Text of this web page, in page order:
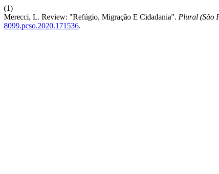
(1)
Merecci, L. Review: "Refúgio, Migração E Cidadania". Plural (São
8099.pcso.2020.171536.